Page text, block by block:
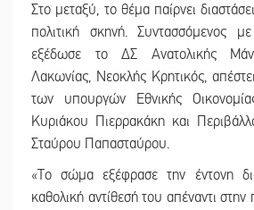
Στο μεταξύ, το θέμα παίρνει
πολιτική σκηνή. Συντασσόμενος
εξέδωσε το ΔΣ Ανατολικής
Λακωνίας, Νεοκλής Κρητικός,
των υπουργών Εθνικής
Κυριάκου Πιερρακάκη και
Σταύρου Παπασταύρου.
«Το σώμα εξέφρασε την έντονη
καθολική αντίθεσή του απέναντι